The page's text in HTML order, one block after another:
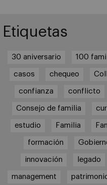
Etiquetas
30 aniversario 100
casos chequeo
confianza conflicto
Consejo de familia
estudio Familia
formación
innovación legado
management